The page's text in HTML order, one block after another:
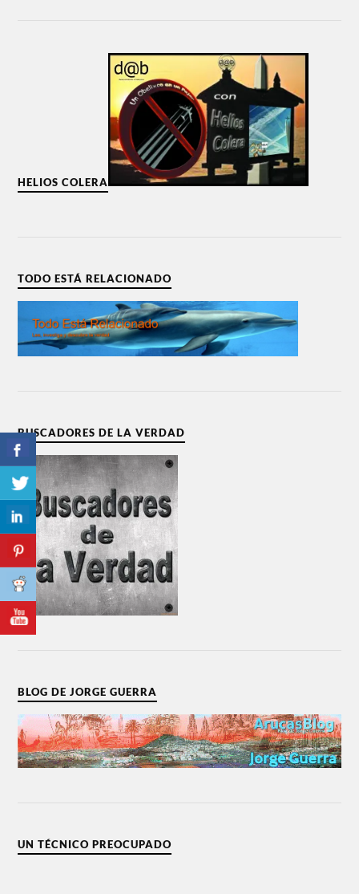
HELIOS COLERA
TODO ESTÁ RELACIONADO
BUSCADORES DE LA VERDAD
BLOG DE JORGE GUERRA
UN TÉCNICO PREOCUPADO